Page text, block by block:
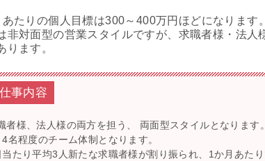
あたりの個人目標は300～400万円ほどになりま
非対面型の営業スタイルですが、求職者様・法
ります。
事内容
者様、法人様の両方を担う、 両面型スタイルとなります。
4名程度のチーム体制となります。
当たり平均3人新たな求職者様が割り振られ、1か月あた